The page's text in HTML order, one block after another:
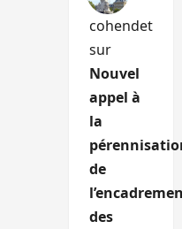
cohendet
sur
Nouvel
appel à
la
de
des